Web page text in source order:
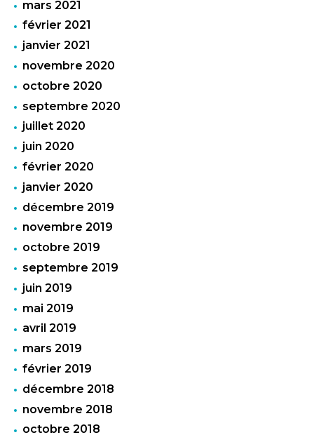
mars 2021
février 2021
janvier 2021
novembre 2020
octobre 2020
septembre 2020
juillet 2020
juin 2020
février 2020
janvier 2020
décembre 2019
novembre 2019
octobre 2019
septembre 2019
juin 2019
mai 2019
avril 2019
mars 2019
février 2019
décembre 2018
novembre 2018
octobre 2018